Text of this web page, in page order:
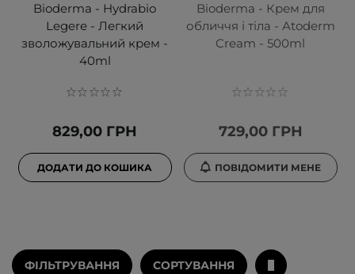
Bioderma - Hydrabio
Legere - Легкий
зволожувальний крем -
40ml
829,00 ГРН
ДОДАТИ ДО КОШИКА
Bioderma - Крем для
обличчя і тіла - Atoderm
Cream - 500ml
729,00 ГРН
ПОВІДОМИТИ МЕНЕ
ФІЛЬТРУВАННЯ СОРТУВАННЯ